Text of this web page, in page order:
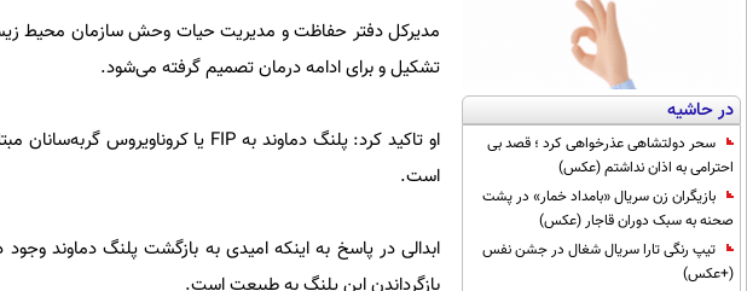
در حاشیه
سحر دولتشاهی عذرخواهی کرد ؛ قصد بی
احترامی به اذان نداشتم (عکس)
بازیگران زن سریال «بامداد خمار» در پشت
صحنه به سبک دوران قاجار (عکس)
تیپ رنگی تارا سریال شغال در جشن نفس
(+عکس)
مدیرکل دفتر حفاظت و مدیریت حیات وحش سازمان محیط
تشکیل و برای ادامه درمان تصمیم گرفته می‌شود.
است.
ابدالی در پاسخ به اینکه امیدی به بازگشت پلنگ دماوند
بازگرداندن این پلنگ به طبیعت است.